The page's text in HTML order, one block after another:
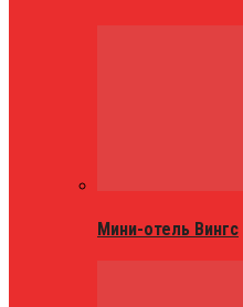
Мини-отель Вингс